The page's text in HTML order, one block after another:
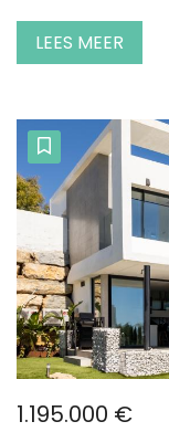
LEES MEER
1.195.000 €